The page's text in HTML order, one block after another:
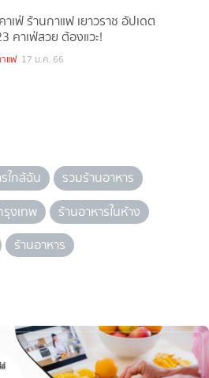
าเฟ่ ร้านกาแฟ เยาวราช อัปเดต
คาเฟ่สวย ต้องแวะ!
แฟ 17 ม.ค. 66
ใกล้ฉัน
รวมร้านอาหาร
รุงเทพ
ร้านอาหารในห้าง
ร้านอาหาร